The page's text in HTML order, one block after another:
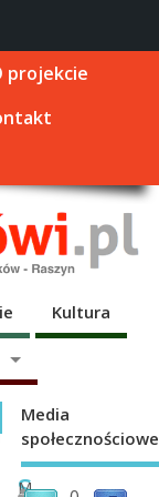
projekcie
Kultura
S
M
Media
społecznościowe